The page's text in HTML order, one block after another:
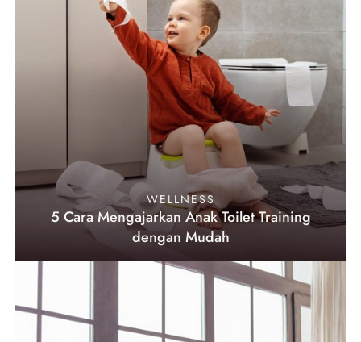
WELLNESS
5 Cara Mengajarkan Anak Toilet Training
dengan Mudah